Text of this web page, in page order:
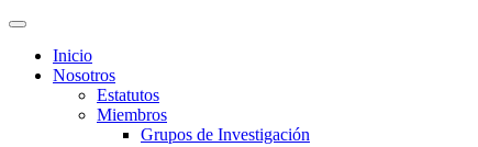
Inicio
Nosotros
Estatutos
Miembros
Grupos de Investigación